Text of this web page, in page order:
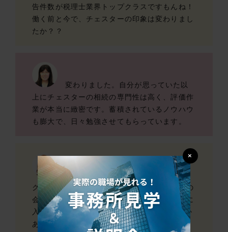
告件数が税理士業界トップクラスですもんね！
働く前と今で、チェスターの印象は変わりまし
たか？？
変わりました。自分が思っていた以
上にチェスターの相続の専門性は高く、評価作
業が本当に緻密です。蓄積されているノウハウ
も膨大で、日々勉強させてもらっています。
ミスがないように、何重にもチェッ
クがありますしね！髙橋さんは前職も相続税の
会計事務所だと聞いたのですが、チェスターに
入って、“こんな違いに驚いた”なんてこととか
ありましたか？？
×